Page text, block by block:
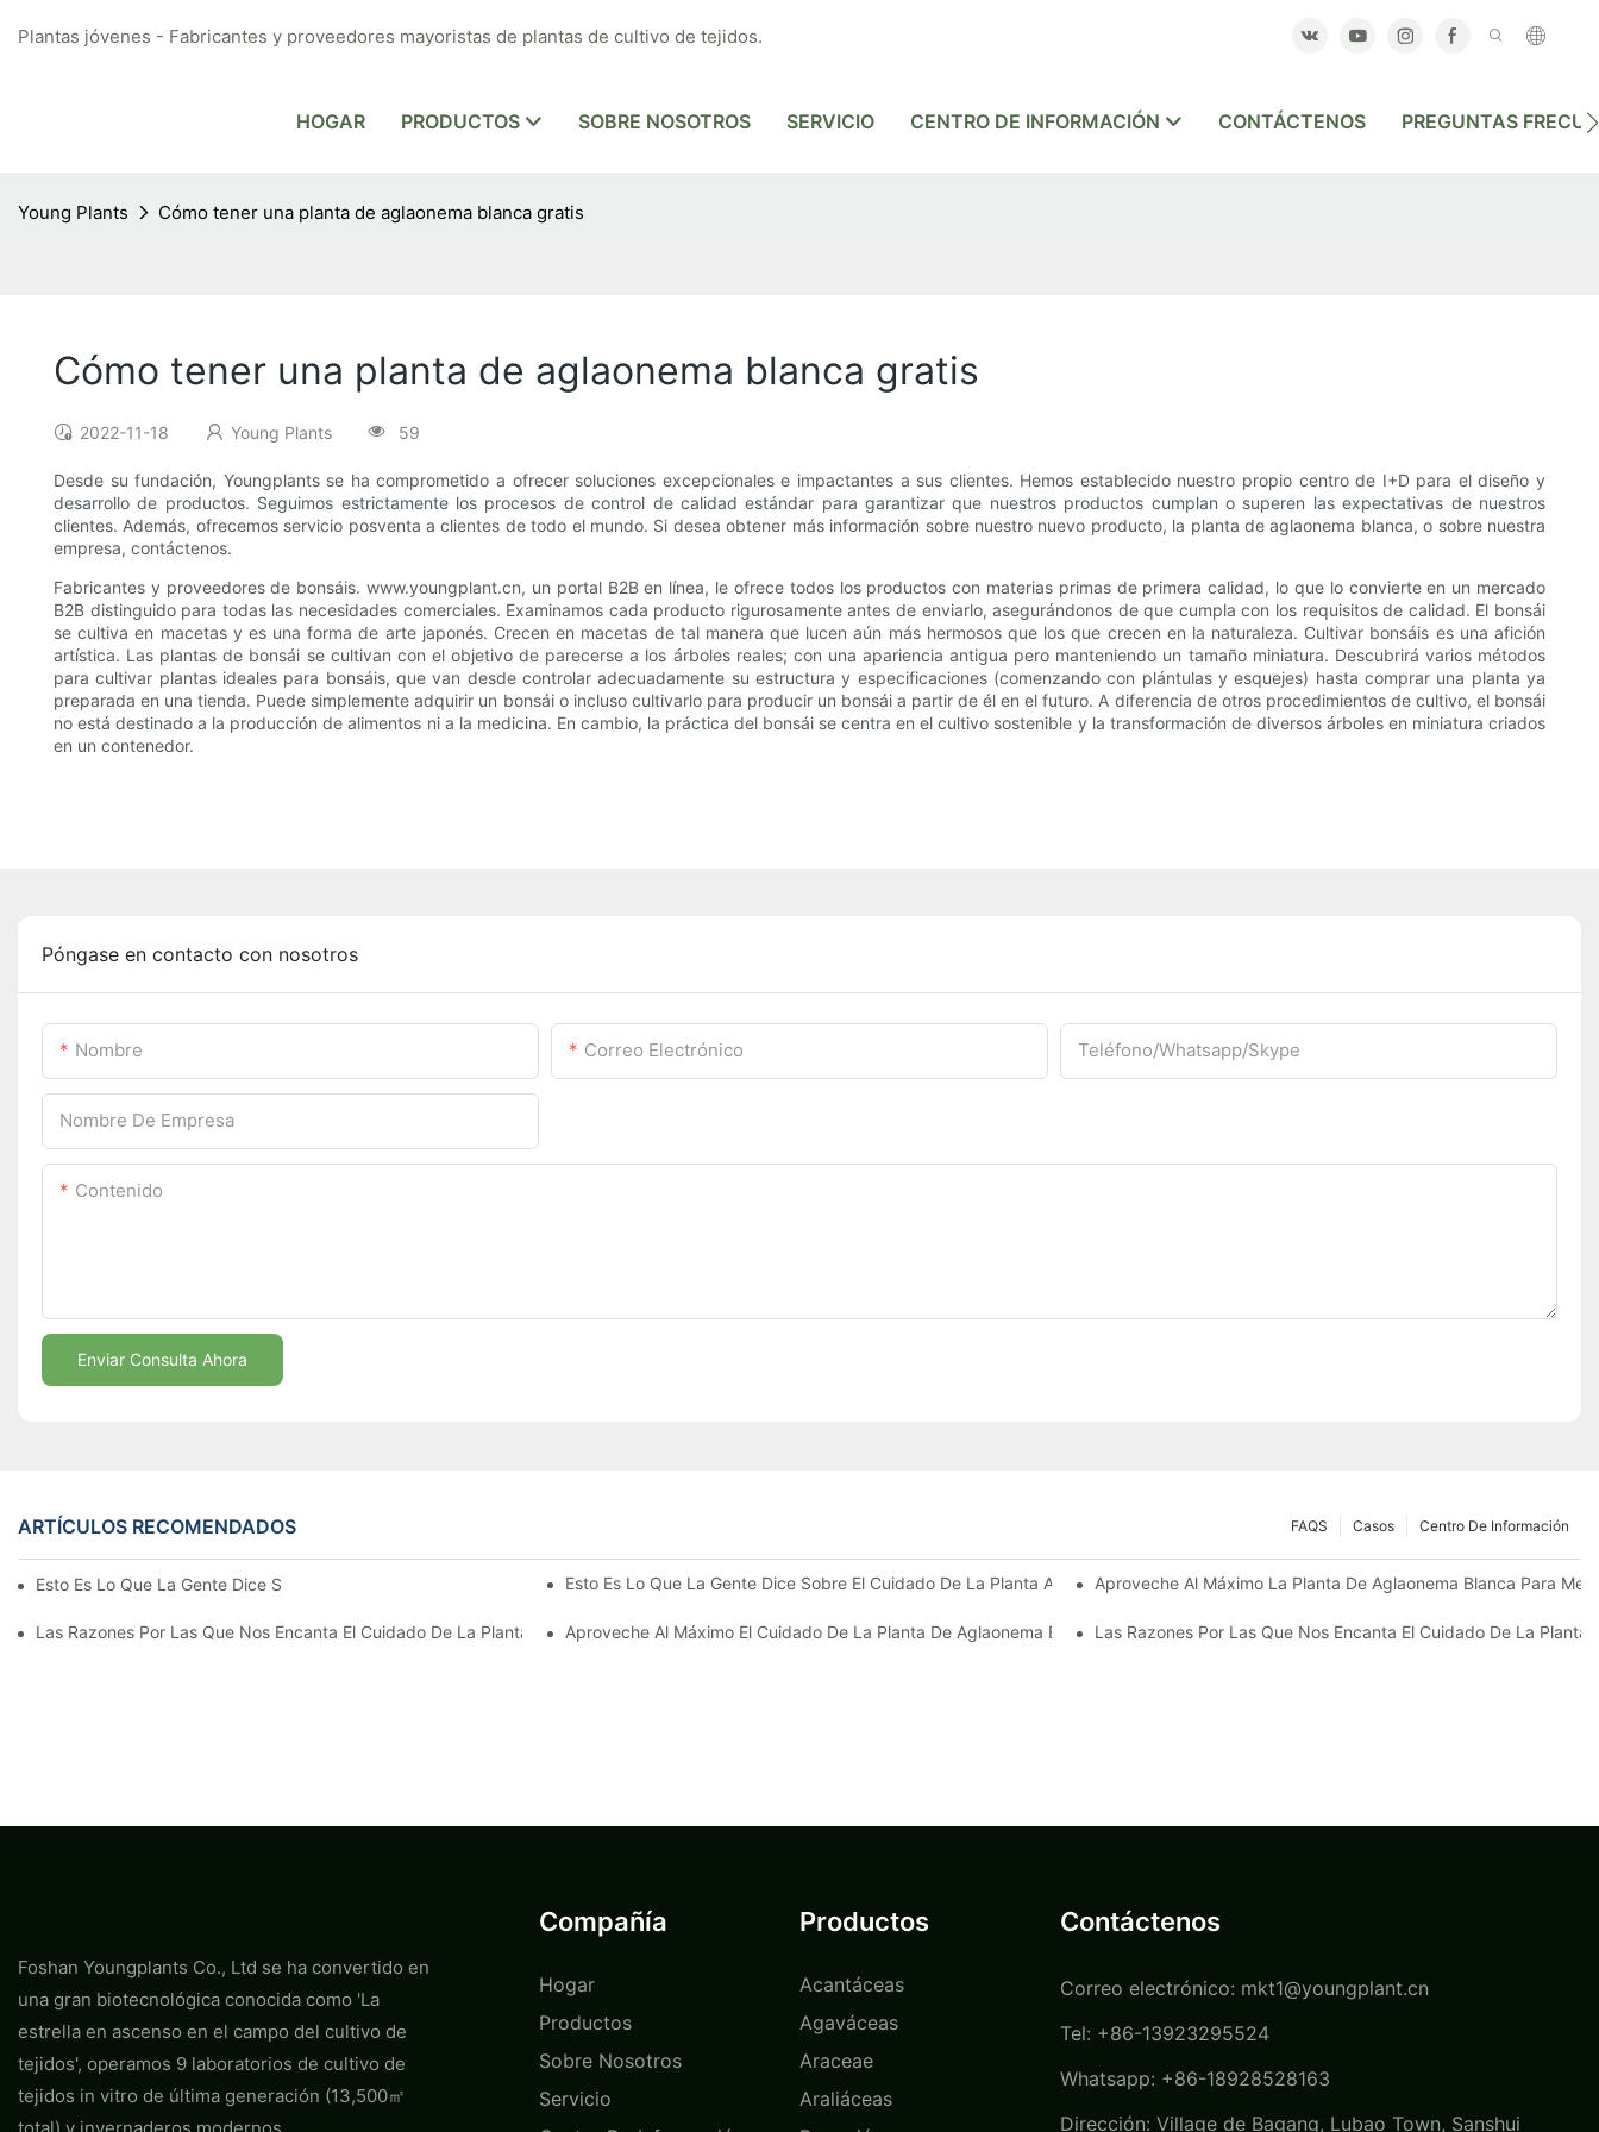
Plantas jóvenes - Fabricantes y proveedores mayoristas de plantas de cultivo de tejidos.
HOGAR PRODUCTOS SOBRE NOSOTROS SERVICIO CENTRO DE INFORMACIÓN CONTÁCTENOS PREGUNTAS
Young Plants Cómo tener una planta de aglaonema blanca gratis
Cómo tener una planta de aglaonema blanca gratis
2022-11-18 Young Plants 59
Desde su fundación, Youngplants se ha comprometido a ofrecer soluciones excepcionales e impactantes a sus clientes. Hemos establecido nuestro propio centro de I+D para el diseño y
desarrollo de productos. Seguimos estrictamente los procesos de control de calidad estándar para garantizar que nuestros productos cumplan o superen las expectativas de nuestros
clientes. Además, ofrecemos servicio posventa a clientes de todo el mundo. Si desea obtener más información sobre nuestro nuevo producto, la planta de aglaonema blanca, o sobre nuestra
empresa, contáctenos.
Fabricantes y proveedores de bonsáis. www.youngplant.cn, un portal B2B en línea, le ofrece todos los productos con materias primas de primera calidad, lo que lo convierte en un mercado
B2B distinguido para todas las necesidades comerciales. Examinamos cada producto rigurosamente antes de enviarlo, asegurándonos de que cumpla con los requisitos de calidad. El bonsái
se cultiva en macetas y es una forma de arte japonés. Crecen en macetas de tal manera que lucen aún más hermosos que los que crecen en la naturaleza. Cultivar bonsáis es una afición
artística. Las plantas de bonsái se cultivan con el objetivo de parecerse a los árboles reales; con una apariencia antigua pero manteniendo un tamaño miniatura. Descubrirá varios métodos
para cultivar plantas ideales para bonsáis, que van desde controlar adecuadamente su estructura y especificaciones (comenzando con plántulas y esquejes) hasta comprar una planta ya
preparada en una tienda. Puede simplemente adquirir un bonsái o incluso cultivarlo para producir un bonsái a partir de él en el futuro. A diferencia de otros procedimientos de cultivo, el bonsái
no está destinado a la producción de alimentos ni a la medicina. En cambio, la práctica del bonsái se centra en el cultivo sostenible y la transformación de diversos árboles en miniatura criados
en un contenedor.
Póngase en contacto con nosotros
Nombre Correo Electrónico Teléfono/whatsapp/skype
Nombre De Empresa
Contenido
Enviar Consulta Ahora
ARTÍCULOS RECOMENDADOS Centro De Información
Casos
FAQS
Esto Es Lo Que La Gente Dice Sobre La Planta Aglaonema Blanca Esto Es Lo Que La Gente Dice Sobre El Cuidado De La Planta Aglaonema BlancaAproveche Al Máximo La Planta De Aglaonema Blanca Para
Las Razones Por Las Que Nos Encanta El Cuidado De La Planta Aglaonema BlancaAproveche Al Máximo El Cuidado De La Planta De Aglaonema Blanca Para Mejorar Su NegocioLas Razones Por Las Que Nos Encanta El Cuidado De La Planta
Foshan Youngplants Co., Ltd se ha convertido en
una gran biotecnológica conocida como 'La
estrella en ascenso en el campo del cultivo de
tejidos', operamos 9 laboratorios de cultivo de
tejidos in vitro de última generación (13,500㎡
Compañía
Hogar
Productos
Sobre Nosotros
Servicio
Productos
Acantáceas
Agaváceas
Araceae
Araliáceas
Contáctenos
Correo electrónico: mkt1@youngplant.cn
Tel: +86-13923295524
Whatsapp: +86-18928528163
Dirección: Village de Bagang, Lubao Town, Sanshui